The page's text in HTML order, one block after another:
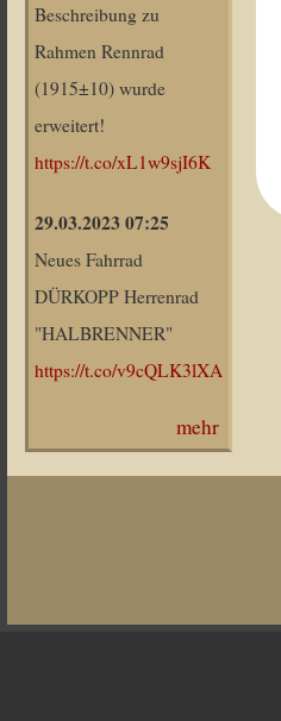
Beschreibung zu
Rahmen Rennrad
(1915±10) wurde
erweitert!
https://t.co/xL1w9sjI6K
29.03.2023 07:25
Neues Fahrrad
DÜRKOPP Herrenrad
"HALBRENNER"
https://t.co/v9cQLK3lXA
mehr